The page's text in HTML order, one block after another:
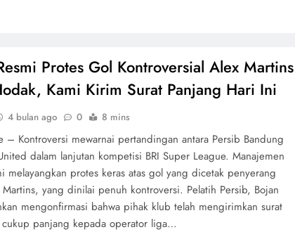
Protes Gol Kontroversial Alex Martins
Kami Kirim Surat Panjang Hari Ini
4 bulan ago 0 8 mins
– Kontroversi mewarnai pertandingan antara Persib Bandung
dalam lanjutan kompetisi BRI Super League. Manajemen
melayangkan protes keras atas gol yang dicetak penyerang
Martins, yang dinilai penuh kontroversi. Pelatih Persib, Bojan
mengonfirmasi bahwa pihak klub telah mengirimkan surat
panjang kepada operator liga…